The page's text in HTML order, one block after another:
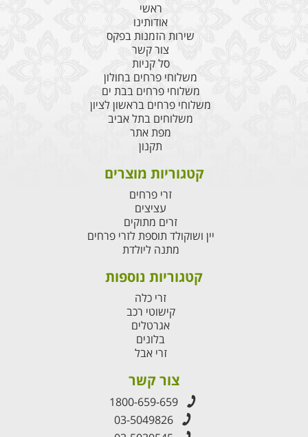
ראשי
אודותינו
שירות הזמנות בפקס
צור קשר
סל קניות
משלוחי פרחים בחולון
משלוחי פרחים בבת ים
משלוחי פרחים בראשון לציון
משלוחים בתל אביב
מפת אתר
תקנון
קטגוריות מוצרים
זרי פרחים
עציצים
זרים מתוקים
יין ושוקולד תוספת לזרי פרחים
מתנה ליולדת
קטגוריות נוספות
זרי כלה
קישוטי רכב
אגרטלים
בלונים
זרי אבל
צור קשר
1800-659-659
03-5049826